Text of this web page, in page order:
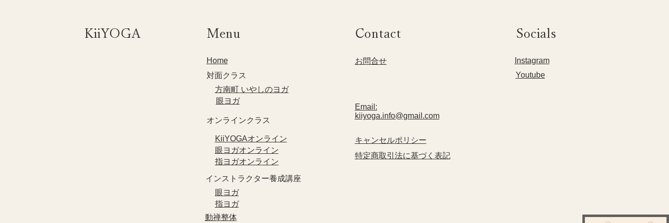
​KiiYOGA Menu
Home
対面クラス​
​方南町 いやしのヨガ
​眼ヨガ
​オンラインクラス
​KiiYOGAオンライン
​眼ヨガオンライン
​指ヨガオンライン
​インストラクター養成講座
​眼ヨガ
​指ヨガ
​動禅整体
Contact
​お問合せ
Email:
kiiyoga.info@gmail.com
​キャンセルポリシー
特定商取引法に基づく表記
Socials
​Instagram
Youtube